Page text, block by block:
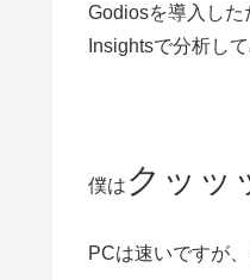
Godiosを導入し
Insightsで分析し
僕は クッッ
PCは速いですが